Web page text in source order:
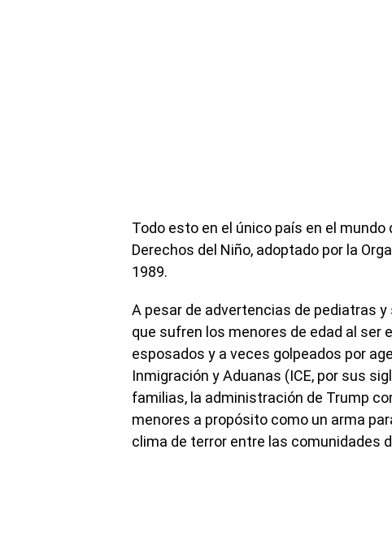
Todo esto en el único país en el
Derechos del Niño, adoptado por la
1989.
A pesar de advertencias de pediatras
que sufren los menores de edad al ser
esposados y a veces golpeados por
Inmigración y Aduanas (ICE, por sus
familias, la administración de Trump
menores a propósito como un arma
clima de terror entre las comunidades